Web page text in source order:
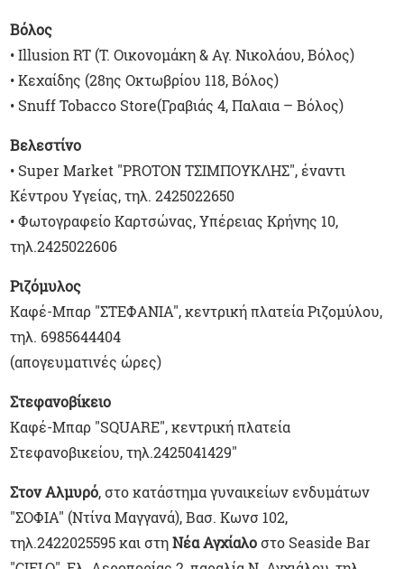
Βόλος
• Illusion RT (Τ. Οικονομάκη & Αγ. Νικολάου, Βόλος)
• Κεχαίδης (28ης Οκτωβρίου 118, Βόλος)
• Snuff Tobacco Store(Γραβιάς 4, Παλαια – Βόλος)
Βελεστίνο
• Super Market "PROTON ΤΣΙΜΠΟΥΚΛΗΣ", έναντι
Κέντρου Υγείας, τηλ. 2425022650
• Φωτογραφείο Καρτσώνας, Υπέρειας Κρήνης 10,
τηλ.2425022606
Ριζόμυλος
Καφέ-Μπαρ "ΣΤΕΦΑΝΙΑ", κεντρική πλατεία Ριζομύλου,
τηλ. 6985644404
(απογευματινές ώρες)
Στεφανοβίκειο
Καφέ-Μπαρ "SQUARE", κεντρική πλατεία
Στεφανοβικείου, τηλ.2425041429"
Στον Αλμυρό, στο κατάστημα γυναικείων ενδυμάτων
"ΣΟΦΙΑ" (Ντίνα Μαγγανά), Βασ. Κωνσ 102,
τηλ.2422025595 και στηΝέα Αγχίαλοστο Seaside Bar